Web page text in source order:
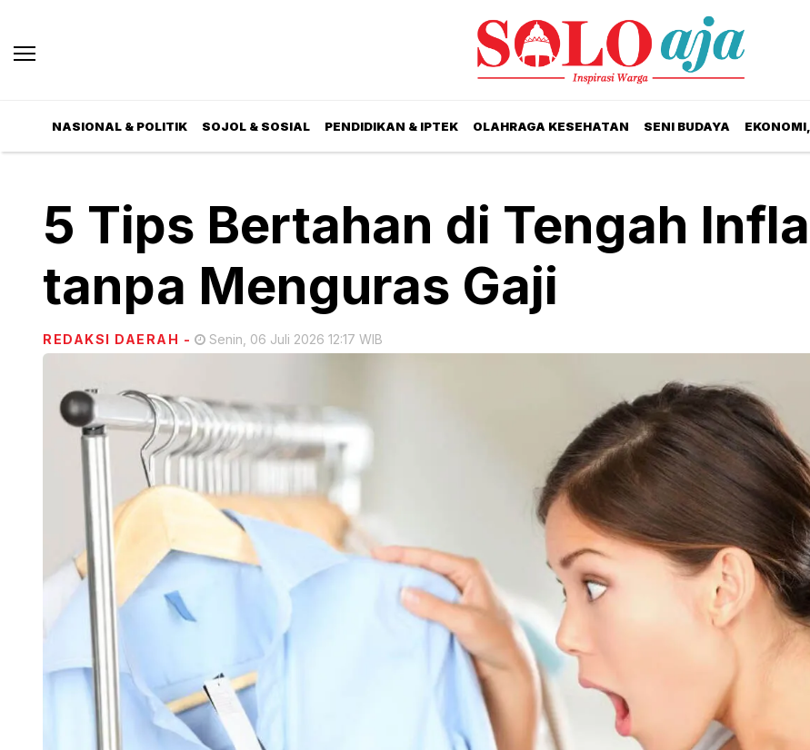
NASIONAL & POLITIK SOJOL & SOSIAL PENDIDIKAN & IPTEK OLAHRAGA KESEHATAN SENI BUDAYA
5 Tips Bertahan di Tengah
tanpa Menguras Gaji
REDAKSI DAERAH - Senin, 06 Juli 2026 12:17 WIB